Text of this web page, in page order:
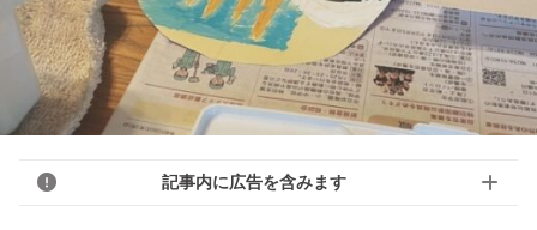
記事内に広告を含みます